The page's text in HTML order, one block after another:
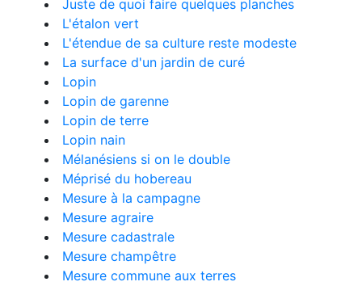
Juste de quoi faire quelques planches
L'étalon vert
L'étendue de sa culture reste modeste
La surface d'un jardin de curé
Lopin
Lopin de garenne
Lopin de terre
Lopin nain
Mélanésiens si on le double
Méprisé du hobereau
Mesure à la campagne
Mesure agraire
Mesure cadastrale
Mesure champêtre
Mesure commune aux terres